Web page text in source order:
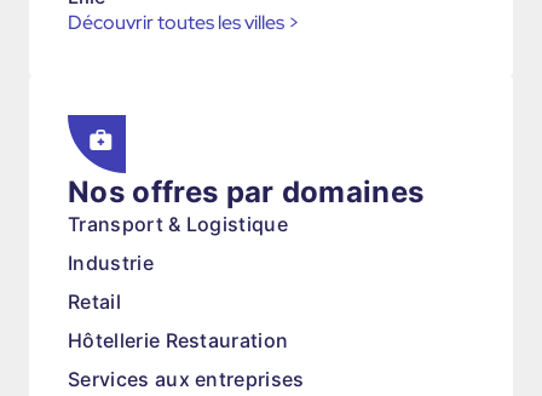
Découvrir toutes les villes >
Nos offres par domaines
Transport & Logistique
Industrie
Retail
Hôtellerie Restauration
Services aux entreprises